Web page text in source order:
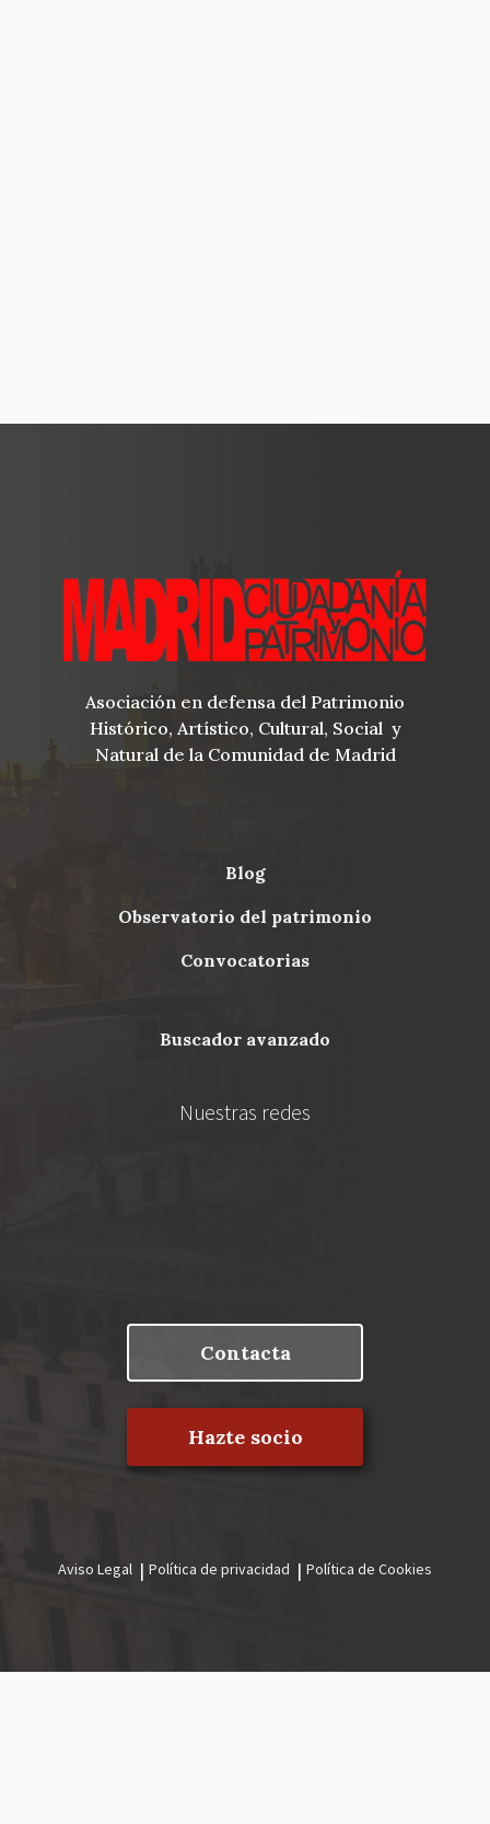
Asociación en defensa del Patrimonio
Histórico, Artístico, Cultural, Social y
Natural de la Comunidad de Madrid
Menu
blog
observatorio del patrimonio
convocatorias
buscador avanzado
Nuestras redes
Contacta
Hazte socio
legal
Aviso Legal Política de privacidad Política de Cookies